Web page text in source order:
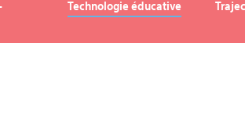
Technologie éducative